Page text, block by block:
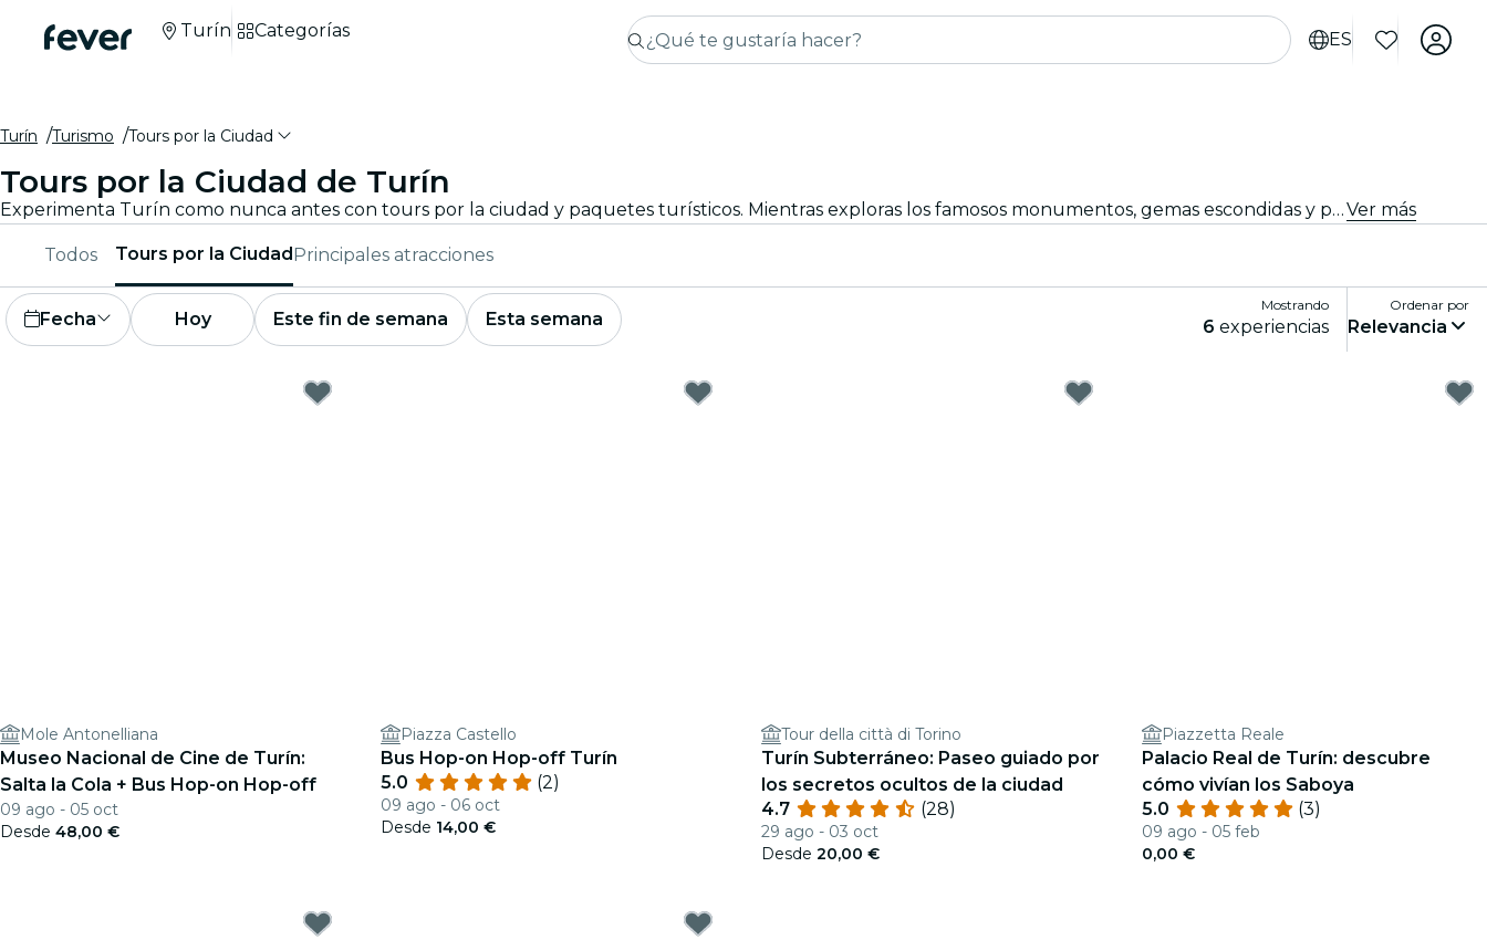
ES
Turín Categorías
Turín Turismo Tours por la Ciudad
Tours por la Ciudad de Turín
Experimenta Turín como nunca antes con tours por la ciudad y paquetes turísticos. Mientras exploras los famosos monumentos, gemas escondidas y puntos de interés locales de Turín, descubrirás las historias que dan vida a la ciudad.Ver más
Todos Tours por la CiudadPrincipales atracciones
Fecha Hoy Este fin de semana Esta semana
Mostrando
6 experiencias
Ordenar por
Relevancia
Mole Antonelliana
Museo Nacional de Cine de Turín:
Salta la Cola + Bus Hop-on Hop-off
09 ago - 05 oct
Desde 48,00 €
Piazza Castello
Bus Hop-on Hop-off Turín
5.0
(2)
09 ago - 06 oct
Desde 14,00 €
Tour della città di Torino
Turín Subterráneo: Paseo guiado por
los secretos ocultos de la ciudad
4.7
(28)
29 ago - 03 oct
Desde 20,00 €
Piazzetta Reale
Palacio Real de Turín: descubre
cómo vivían los Saboya
5.0
(3)
09 ago - 05 feb
0,00 €